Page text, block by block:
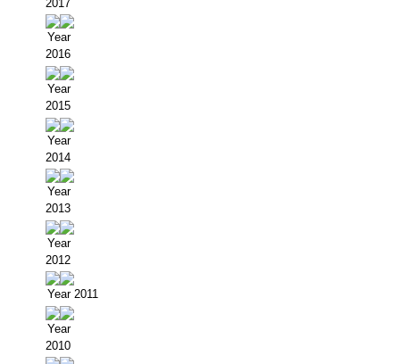
Buscador de Comunicaciones
CONTACTO
BUSCADOR
2017
Year
2016
Year
2015
Year
2014
Year
2013
Year
2012
Year 2011
Year
2010